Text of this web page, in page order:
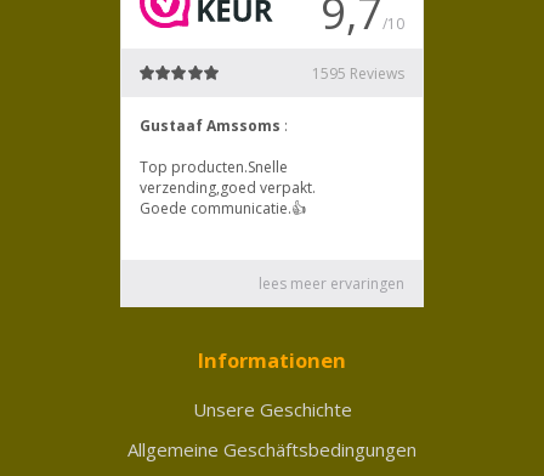
Informationen
Unsere Geschichte
Allgemeine Geschäftsbedingungen